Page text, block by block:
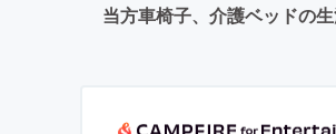
当方車椅子、介護ベッドの生